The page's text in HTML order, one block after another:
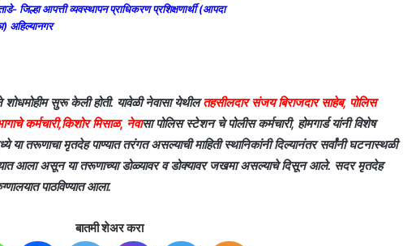
जिल्हा आपत्ती व्यवस्थापन प्राधिकरण प्रशिक्षणार्थी (आपदा
अहिल्यानगर
शोधमोहीम सुरू केली होती. यावेळी नेवासा येथीलतहसीलदार संजय बिराजदार साहेब, पोलिस
कर्मचारी,किशोर मिसाळ, नेवासा पोलिस स्टेशन चे पोलीस कर्मचारी, होमगार्ड यांनी विशेष
मृतदेह पाण्यात तरंगत असल्याची माहिती स्थानिकांनी दिल्यानंतर सर्वांनी घटनास्थळी
आला असून या तरूणाच्या डोळ्यावर व डोक्यावर जखमा असल्याचे दिसून आले. सदर मृतदेह
पाठविण्यात आला.
बातमी शेअर करा